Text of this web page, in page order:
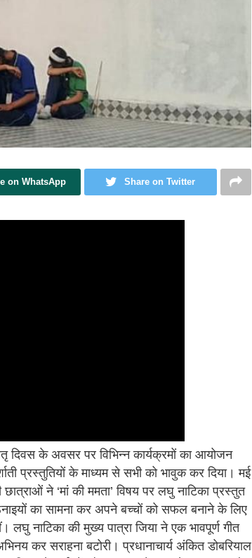
on WhatsApp Share on Twitter
दिवस के अवसर पर विभिन्न कार्यक्रमों का आयोजन
प्रस्तुतियों के माध्यम से सभी को भावुक कर दिया। मई
ने ‘मां की ममता’ विषय पर लघु नाटिका प्रस्तुत
का सामना कर अपने बच्चों को सफल बनाने के लिए
नाटिका की मुख्य पात्रा जिया ने एक भावपूर्ण गीत
कर सराहना बटोरी। प्रधानाचार्य अंकित डोबरियाल